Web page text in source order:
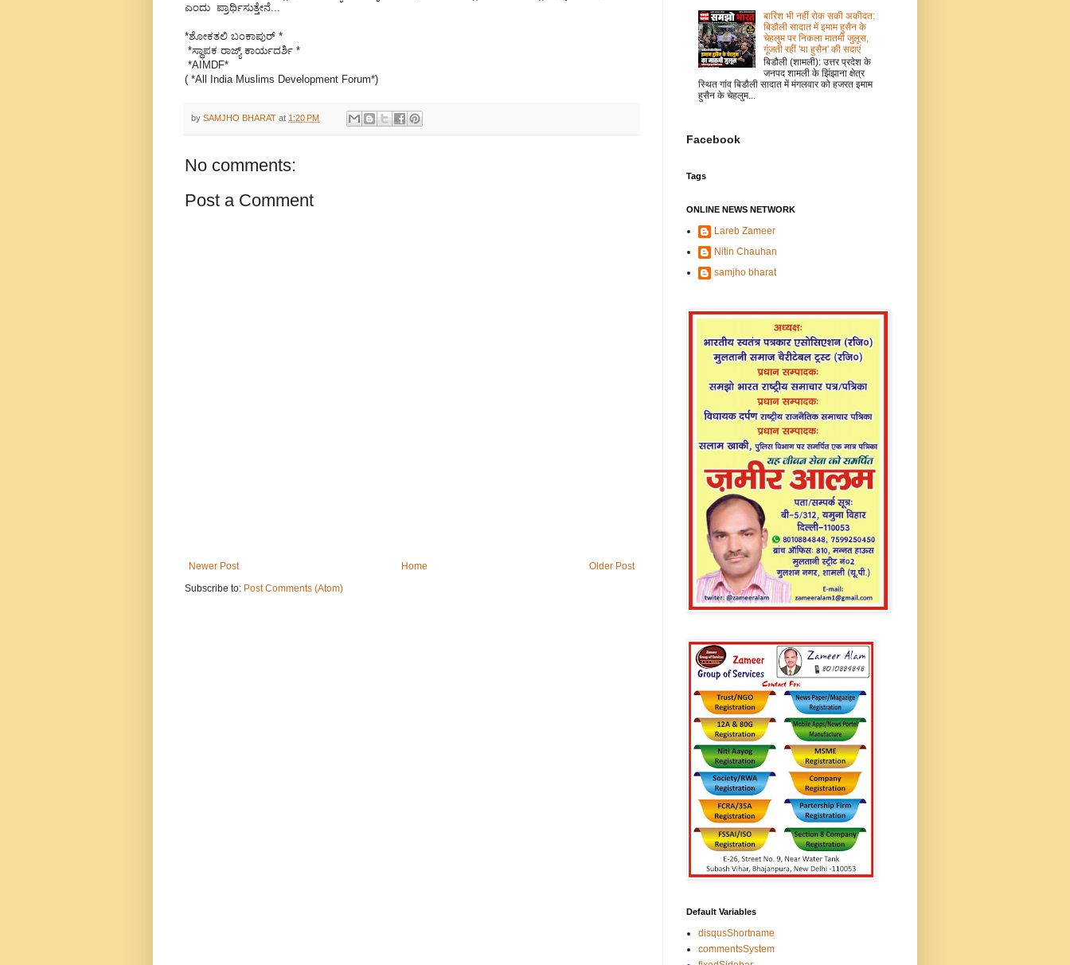
ಎಂದು ಪ್ರಾರ್ಥಿಸುತ್ತೇನೆ...
*ಶೋಕತಲಿ ಬಂಕಾಪುರ್ *
*ಸ್ಥಾಪಕ ರಾಜ್ಯ್ ಕಾರ್ಯದರ್ಶಿ *
*AIMDF*
( *All India Muslims Development Forum*)
by SAMJHO BHARAT at 1:20 PM
No comments:
Post a Comment
Newer Post Older Post
Home
Subscribe to: Post Comments (Atom)
बारिश भी नहीं रोक सकी अकीदत:
बिडौली सादात में इमाम हुसैन के
चेहलुम पर निकला मातमी जुलूस,
गूंजती रहीं 'या हुसैन' की सदाएं
बिडौली (शामली): उत्तर प्रदेश के
जनपद शामली के झिंझाना क्षेत्र
स्थित गांव बिडौली सादात में मंगलवार को हजरत इमाम
हुसैन के चेहलुम...
Facebook
Tags
ONLINE NEWS NETWORK
Lareb Zameer
Nitin Chauhan
samjho bharat
Default Variables
disqusShortname
commentsSystem